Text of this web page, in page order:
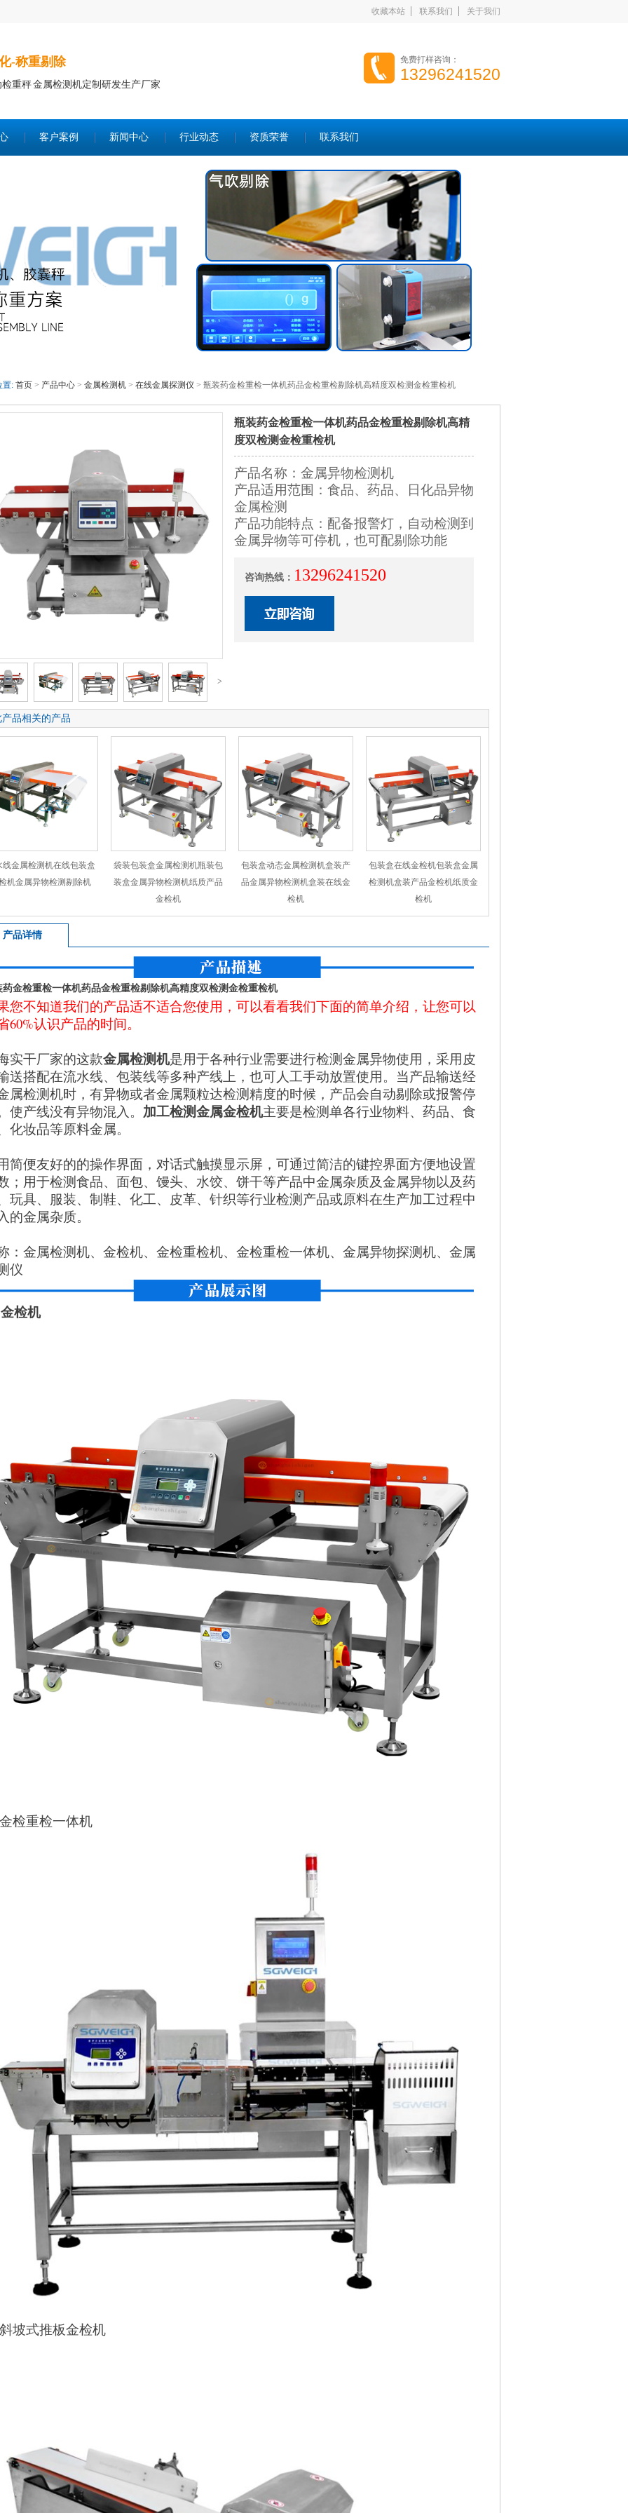
收藏本站 联系我们 关于我们
-称重剔除
重秤 金属检测机定制研发生产厂家
免费打样咨询：
13296241520
客户案例 新闻中心 行业动态 资质荣誉 联系我们
置: 首页 > 产品中心 > 金属检测机 > 在线金属探测仪 > 瓶装药金检重检一体机药品金检重检剔除机高精度双检测金检重检机
>
瓶装药金检重检一体机药品金检重检剔除机高精
度双检测金检重检机
产品名称：金属异物检测机
产品适用范围：食品、药品、日化品异物
金属检测
产品功能特点：配备报警灯，自动检测到
金属异物等可停机，也可配剔除功能
咨询热线： 13296241520
产品相关的产品
线金属检测机在线包装盒
机金属异物检测剔除机
袋装包装盒金属检测机瓶装包
装盒金属异物检测机纸质产品
金检机
包装盒动态金属检测机盒装产
品金属异物检测机盒装在线金
检机
包装盒在线金检机包装盒金属
检测机盒装产品金检机纸质金
检机
产品详情
药金检重检一体机药品金检重检剔除机高精度双检测金检重检机
您不知道我们的产品适不适合您使用，可以看看我们下面的简单介绍，让您可以
60%认识产品的时间。
实干厂家的这款金属检测机是用于各种行业需要进行检测金属异物使用，采用皮
送搭配在流水线、包装线等多种产线上，也可人工手动放置使用。当产品输送经
属检测机时，有异物或者金属颗粒达检测精度的时候，产品会自动剔除或报警停
使产线没有异物混入。 加工检测金属金检机主要是检测单各行业物料、药品、食
化妆品等原料金属。
简便友好的的操作界面，对话式触摸显示屏，可通过简洁的键控界面方便地设置
；用于检测食品、面包、馒头、水饺、饼干等产品中金属杂质及金属异物以及药
玩具、服装、制鞋、化工、皮革、针织等行业检测产品或原料在生产加工过程中
的金属杂质。
：金属检测机、金检机、金检重检机、金检重检一体机、金属异物探测机、金属
仪
检机
检重检一体机
坡式推板金检机